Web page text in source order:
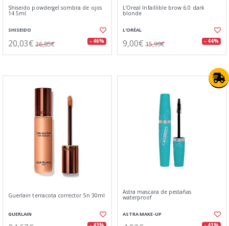
Shiseido powdergel sombra de ojos
14 5ml
SHISEIDO
20,03€ 36,85€ - 46%
L'Oreal Infaillible brow 6.0 dark
blonde
L'ORÉAL
9,00€ 15,99€ - 44%
Guerlain terracota corrector 5n 30ml
GUERLAIN
Astra mascara de pestañas
waterproof
ASTRA MAKE-UP